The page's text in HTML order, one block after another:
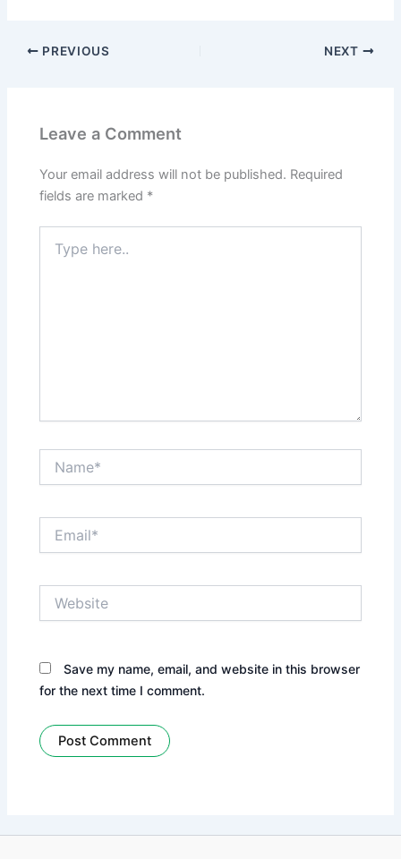
PREVIOUS NEXT
Leave a Comment
Your email address will not be published. Required
fields are marked *
here..
Save my name, email, and website in this browser
for the next time I comment.